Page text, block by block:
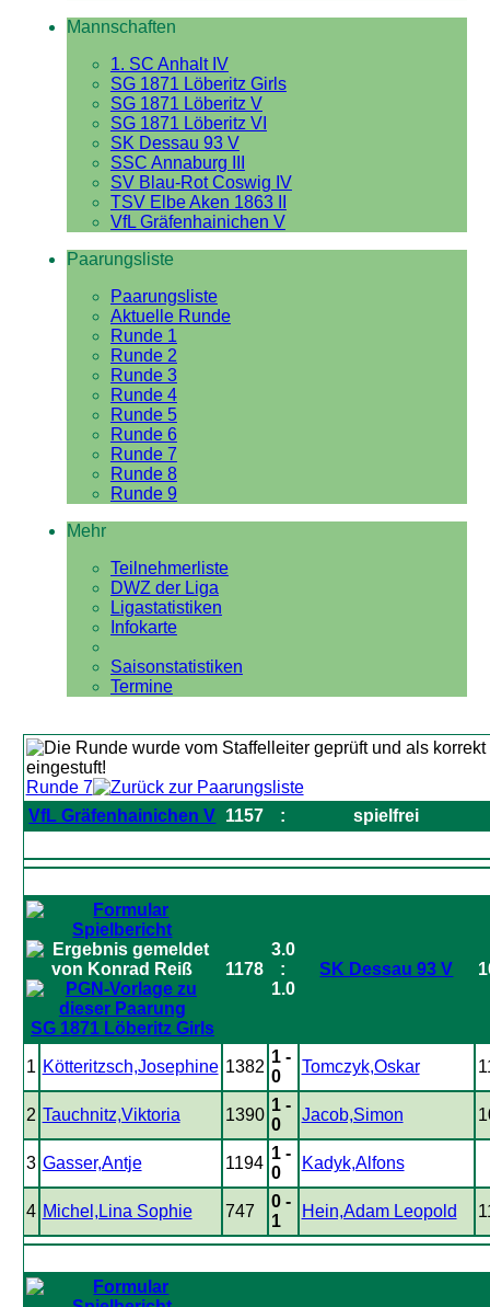
Mannschaften
1. SC Anhalt IV
SG 1871 Löberitz Girls
SG 1871 Löberitz V
SG 1871 Löberitz VI
SK Dessau 93 V
SSC Annaburg III
SV Blau-Rot Coswig IV
TSV Elbe Aken 1863 II
VfL Gräfenhainichen V
Paarungsliste
Paarungsliste
Aktuelle Runde
Runde 1
Runde 2
Runde 3
Runde 4
Runde 5
Runde 6
Runde 7
Runde 8
Runde 9
Mehr
Teilnehmerliste
DWZ der Liga
Ligastatistiken
Infokarte
Saisonstatistiken
Termine
Runde 7
VfL Gräfenhainichen V 1157 : spielfrei
SG 1871 Löberitz Girls
1178
3.0
:
1.0
SK Dessau 93 V
1 Kötteritzsch,Josephine 1382
1 -
0
Tomczyk,Oskar
2 Tauchnitz,Viktoria 1390
1 -
0
Jacob,Simon
3 Gasser,Antje 1194
1 -
0
Kadyk,Alfons
4 Michel,Lina Sophie 747
0 -
1
Hein,Adam Leopold